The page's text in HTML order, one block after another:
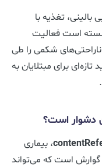
تغذیه با
است فعالیت
دهد و ناراحتی‌های شکمی را طی
تازه‌ای برای مبتلایان به
دشوار است؟
، بیماری
گوارش است که می‌تواند